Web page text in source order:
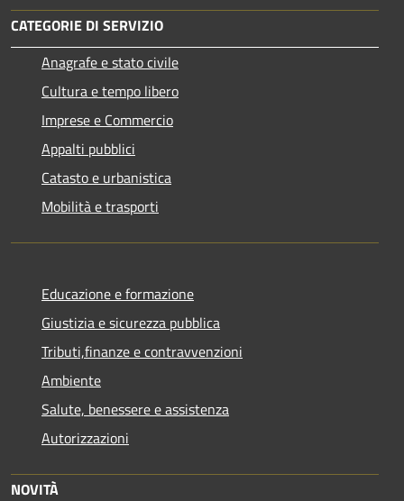
CATEGORIE DI SERVIZIO
Anagrafe e stato civile
Cultura e tempo libero
Imprese e Commercio
Appalti pubblici
Catasto e urbanistica
Mobilità e trasporti
Educazione e formazione
Giustizia e sicurezza pubblica
Tributi,finanze e contravvenzioni
Ambiente
Salute, benessere e assistenza
Autorizzazioni
NOVITÀ